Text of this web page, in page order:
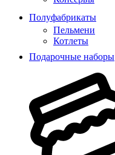
Полуфабрикаты
Пельмени
Котлеты
Подарочные наборы